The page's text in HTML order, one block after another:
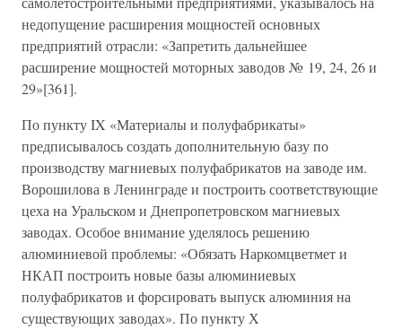
недопущение расширения мощностей основных
предприятий отрасли: «Запретить дальнейшее
расширение мощностей моторных заводов № 19, 24, 26 и
29»[361].
По пункту IX «Материалы и полуфабрикаты»
предписывалось создать дополнительную базу по
производству магниевых полуфабрикатов на заводе им.
Ворошилова в Ленинграде и построить соответствующие
цеха на Уральском и Днепропетровском магниевых
заводах. Особое внимание уделялось решению
алюминиевой проблемы: «Обязать Наркомцветмет и
НКАП построить новые базы алюминиевых
полуфабрикатов и форсировать выпуск алюминия на
существующих заводах». По пункту Х